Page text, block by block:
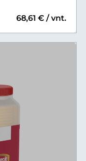
68,61 € / vnt.